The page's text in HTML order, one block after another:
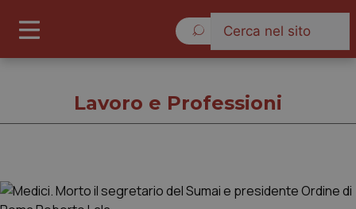
Lavoro e Professioni